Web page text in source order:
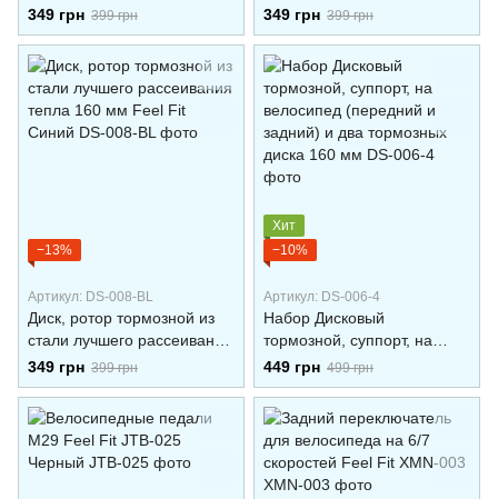
тепла 160 мм Feel Fit
Красный
349 грн 399 грн
тепла 160 мм Feel Fit
Зеленый
349 грн 399 грн
−13%
Артикул: DS-008-BL
Диск, ротор тормозной из
стали лучшего рассеивания
тепла 160 мм Feel Fit
Синий
349 грн 399 грн
Хит
−10%
Артикул: DS-006-4
Набор Дисковый
тормозной, суппорт, на
велосипед (передний и
задний) и два тормозных
диска 160 мм
449 грн 499 грн